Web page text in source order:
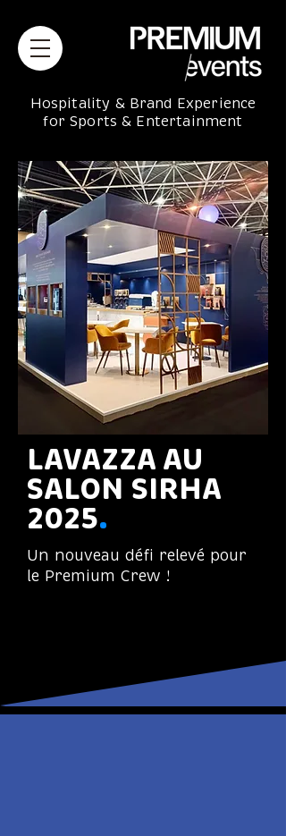
Hospitality & Brand Experience
for Sports & Entertainment
LAVAZZA AU
SALON SIRHA
2025.
Un nouveau défi relevé pour
le Premium Crew !